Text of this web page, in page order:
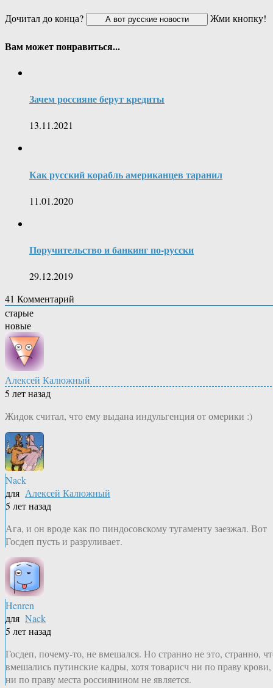
Дочитал до конца?
Жми кнопку!
Вам может понравиться...
Зачем россияне берут кредиты
13.11.2021
Как русский корабль американцев таранил
11.01.2020
Поручительство и банкинг по-русски
29.12.2019
41 Комментарий
старые
новые
Алексей Калюжный
5 лет назад
Жидок считал, что ему выдана индульгенция от омерики :)
Nack
для Алексей Калюжный
5 лет назад
Ага, и он вроде как по пиндосовскому тугаменту заезжал. Вот
Госдеп пусть и разруливает.
Henren
для Nack
5 лет назад
Госдеп, почему-то, не вмешался. Но странно не это, странно,
вмешались путинские кадры, хотя товарисч ни по праву крови,
ни по праву места россиянином не является.